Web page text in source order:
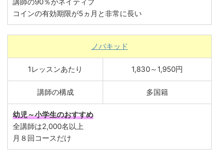
コインの有効期限が5ヵ月と非常に長い
ノバキッド
1レッスンあたり 1,830～1,950円
講師の構成 多国籍
幼児～小学生のおすすめ
全講師は2,000名以上
月８回コースだけ